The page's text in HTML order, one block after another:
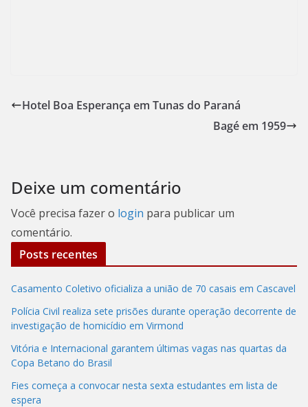
Hotel Boa Esperança em Tunas do Paraná
Bagé em 1959
Deixe um comentário
Você precisa fazer o login para publicar um
comentário.
Posts recentes
Casamento Coletivo oficializa a união de 70 casais em Cascavel
Polícia Civil realiza sete prisões durante operação decorrente de
investigação de homicídio em Virmond
Vitória e Internacional garantem últimas vagas nas quartas da
Copa Betano do Brasil
Fies começa a convocar nesta sexta estudantes em lista de
espera